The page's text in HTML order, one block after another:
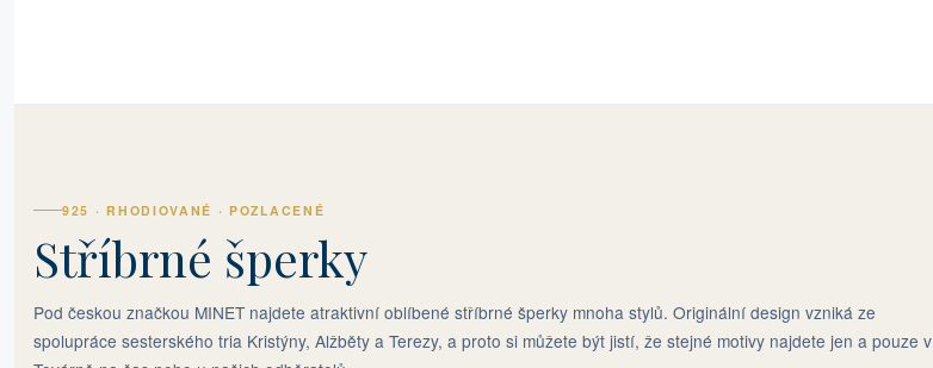
925 · RHODIOVANÉ · POZLACENÉ
Stříbrné šperky
Pod českou značkou MINET najdete atraktivní oblíbené stříbrné šperky mnoha stylů. Originální design vzniká ze
spolupráce sesterského tria Kristýny, Alžběty a Terezy, a proto si můžete být jistí, že stejné motivy najdete jen a pouze v